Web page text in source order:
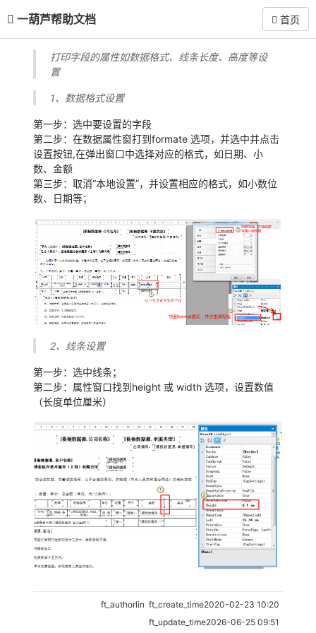
一葫芦帮助文档 首页
打印字段的属性如数据格式、线条长度、高度等设
置
1、数据格式设置
第一步：选中要设置的字段
第二步：在数据属性窗打到formate 选项，并选中并点击
设置按钮,在弹出窗口中选择对应的格式，如日期、小
数、金额
第三步：取消“本地设置”，并设置相应的格式，如小数位
数、日期等；
2、线条设置
第一步：选中线条；
第二步：属性窗口找到height 或 width 选项，设置数值
（长度单位厘米）
ft_authorlin ft_create_time2020-02-23 10:20
ft_update_time2026-06-25 09:51